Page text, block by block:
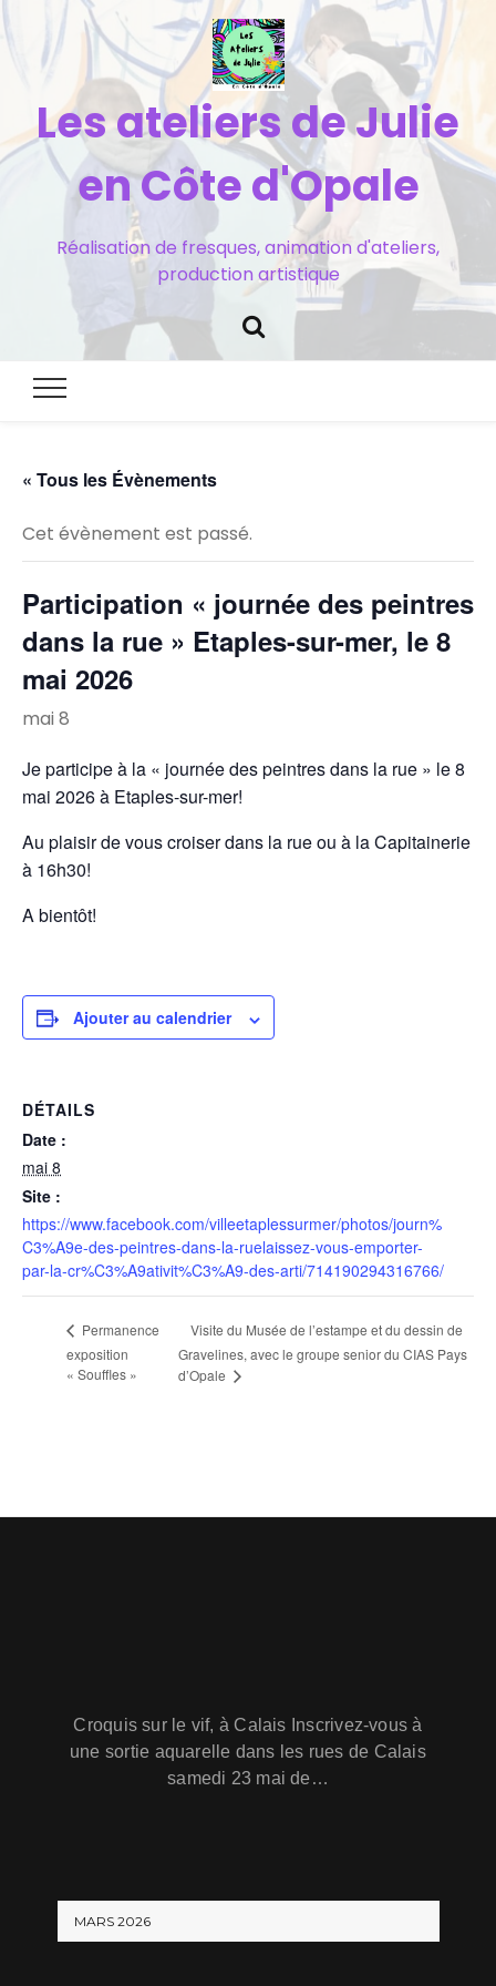
Les ateliers de Julie
en Côte d'Opale
Réalisation de fresques, animation d'ateliers,
production artistique
« Tous les Évènements
Cet évènement est passé.
Participation « journée des peintres
dans la rue » Etaples-sur-mer, le 8
mai 2026
mai 8
Je participe à la « journée des peintres dans la rue » le 8
mai 2026 à Etaples-sur-mer!
Au plaisir de vous croiser dans la rue ou à la Capitainerie
à 16h30!
A bientôt!
Ajouter au calendrier
DÉTAILS
Date :
mai 8
Site :
https://www.facebook.com/villeetaplessurmer/photos/journ%
C3%A9e-des-peintres-dans-la-ruelaissez-vous-emporter-
par-la-cr%C3%A9ativit%C3%A9-des-arti/714190294316766/
Permanence
exposition
« Souffles »
Visite du Musée de l’estampe et du dessin de
Gravelines, avec le groupe senior du CIAS Pays
d’Opale
Croquis sur le vif, à Calais Inscrivez-vous à
une sortie aquarelle dans les rues de Calais
samedi 23 mai de…
MARS 2026